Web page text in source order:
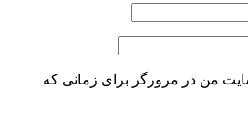
من در مرورگر برای زمانی که